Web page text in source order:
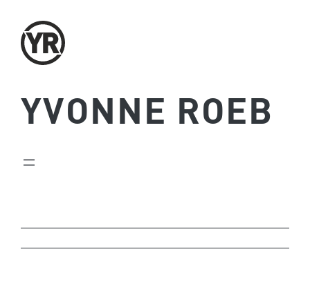
Inhalt
springen
YVONNE ROEB